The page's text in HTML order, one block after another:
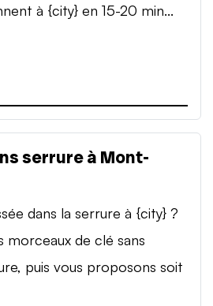
à {city} en 15-20 min...
serrure à Mont-
dans la serrure à {city} ?
morceaux de clé sans
puis vous proposons soit